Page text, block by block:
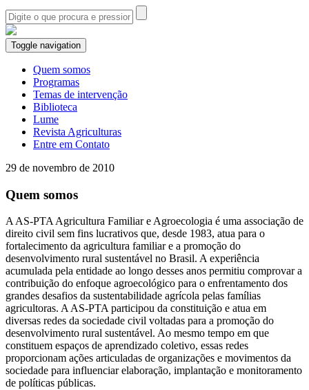
Toggle navigation
Quem somos
Programas
Temas de intervenção
Biblioteca
Lume
Revista Agriculturas
Entre em Contato
29 de novembro de 2010
Quem somos
A AS-PTA Agricultura Familiar e Agroecologia é uma associação de
direito civil sem fins lucrativos que, desde 1983, atua para o
fortalecimento da agricultura familiar e a promoção do
desenvolvimento rural sustentável no Brasil. A experiência
acumulada pela entidade ao longo desses anos permitiu comprovar a
contribuição do enfoque agroecológico para o enfrentamento dos
grandes desafios da sustentabilidade agrícola pelas famílias
agricultoras. A AS-PTA participou da constituição e atua em
diversas redes da sociedade civil voltadas para a promoção do
desenvolvimento rural sustentável. Ao mesmo tempo em que
constituem espaços de aprendizado coletivo, essas redes
proporcionam ações articuladas de organizações e movimentos da
sociedade para influenciar elaboração, implantação e monitoramento
de políticas públicas.